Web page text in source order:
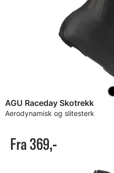
AGU Raceday Skotrekk
Aerodynamisk og slitesterk
Fra 369,-